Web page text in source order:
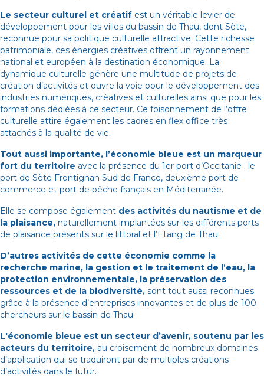
Le secteur culturel et créatif est un véritable levier de
développement pour les villes du bassin de Thau, dont Sète,
reconnue pour sa politique culturelle attractive. Cette richesse
patrimoniale, ces énergies créatives offrent un rayonnement
national et européen à la destination économique. La
dynamique culturelle génère une multitude de projets de
création d’activités et ouvre la voie pour le développement des
industries numériques, créatives et culturelles ainsi que pour les
formations dédiées à ce secteur. Ce foisonnement de l’offre
culturelle attire également les cadres en flex office très
attachés à la qualité de vie.
Tout aussi importante, l’économie bleue est un marqueur
fort du territoire avec la présence du 1er port d’Occitanie : le
port de Sète Frontignan Sud de France, deuxième port de
commerce et port de pêche français en Méditerranée.
Elle se compose également des activités du nautisme et de
la plaisance, naturellement implantées sur les différents ports
de plaisance présents sur le littoral et l’Etang de Thau.
D’autres activités de cette économie comme la
recherche marine, la gestion et le traitement de l’eau, la
protection environnementale, la préservation des
ressources et de la biodiversité, sont tout aussi reconnues
grâce à la présence d’entreprises innovantes et de plus de 100
chercheurs sur le bassin de Thau.
L'économie bleue est un secteur d’avenir, soutenu par les
acteurs du territoire, au croisement de nombreux domaines
d’application qui se traduiront par de multiples créations
d’activités dans le futur.